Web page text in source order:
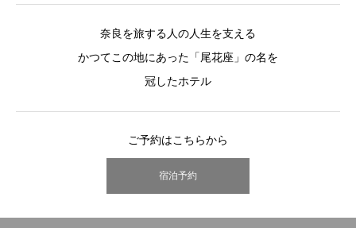
奈良を旅する人の人生を支える
かつてこの地にあった「尾花座」の名を
冠したホテル
ご予約はこちらから
宿泊予約